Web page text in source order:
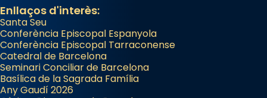
Acompanyant la història de sant Cugat, a
partir de l’Edat Mitjana sorgeix la tradició
que les santes Juliana (“relatiu a Júlia”) i
Semproniana (“relatiu a Semprònia =
eterna”) són deixebles seves. I l’any 1667, el
frare Joan Gaspar Roig, afirma en una obra
Enllaços d'interès:
Santa Seu
Conferència Episcopal Espanyola
Conferència Episcopal Tarraconense
Catedral de Barcelona
Seminari Conciliar de Barcelona
Basílica de la Sagrada Família
Any Gaudí 2026